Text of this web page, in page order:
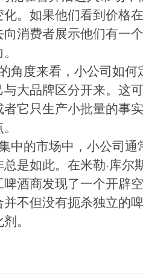
。如果他们看到价格
消费者展示他们有一
角度来看，小公司如
大品牌区分开来。这
它只生产小批量的事
中的市场中，小公司
是如此。在米勒·库
酒商发现了一个开辟
不但没有扼杀独立的
。